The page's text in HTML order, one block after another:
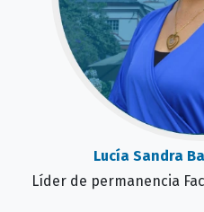
Lucía Sandra
Líder de permanencia